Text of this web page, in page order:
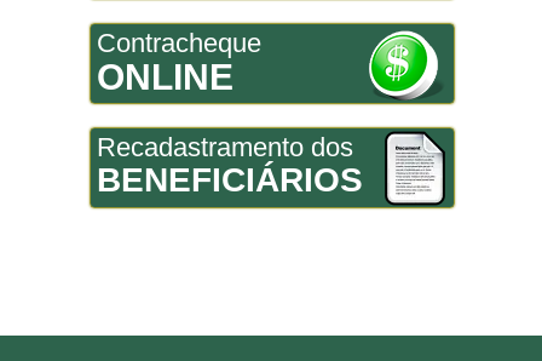
Contracheque
ONLINE
Recadastramento dos
BENEFICIÁRIOS